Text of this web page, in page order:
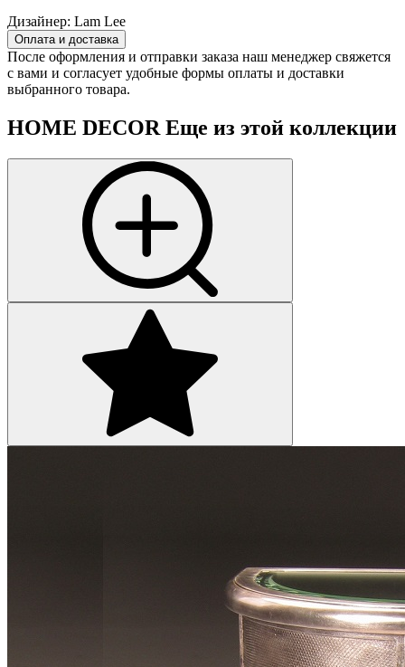
Дизайнер: Lam Lee
Оплата и доставка
После оформления и отправки заказа наш менеджер свяжется
с вами и согласует удобные формы оплаты и доставки
выбранного товара.
HOME DECOR Еще из этой коллекции